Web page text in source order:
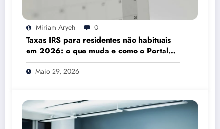
Miriam Aryeh 0
Taxas IRS para residentes não habituais
em 2026: o que muda e como o Portal
das Finanças pode ajudar
Maio 29, 2026